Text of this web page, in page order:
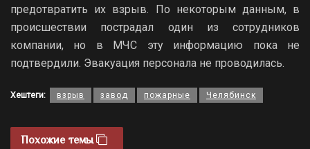
предотвратить их взрыв. По некоторым данным, в
происшествии пострадал один из сотрудников
компании, но в МЧС эту информацию пока не
подтвердили. Эвакуация персонала не проводилась.
Хештеги: взрыв завод пожарные Челябинск
Похожие темы